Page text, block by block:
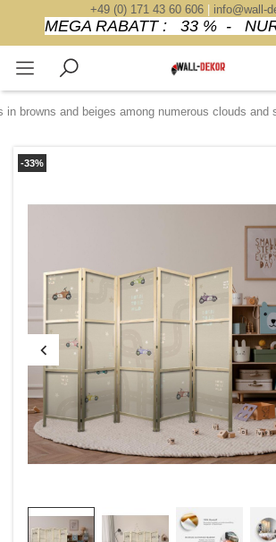
+49 (0) 171 43 60 606| info@wall-
MEGA RABATT : 33 % -
browns and beiges among numerous clouds and
-33%